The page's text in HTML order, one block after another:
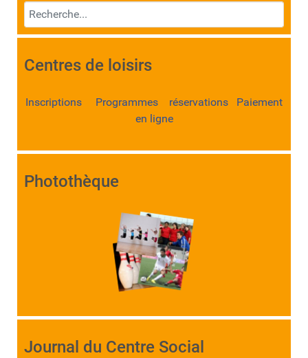
Centres de loisirs
Inscriptions Programmes réservations Paiement
en ligne
Photothèque
Journal du Centre Social